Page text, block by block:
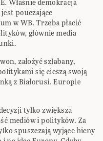
Właśnie demokracja
pouczające
w WB. Trzeba płacić
głównie media
założyć szlabany,
się cieszą swoją
z Białorusi. Europie
tylko zwiększa
mediów i polityków. Za
spuszczają wyjące hieny